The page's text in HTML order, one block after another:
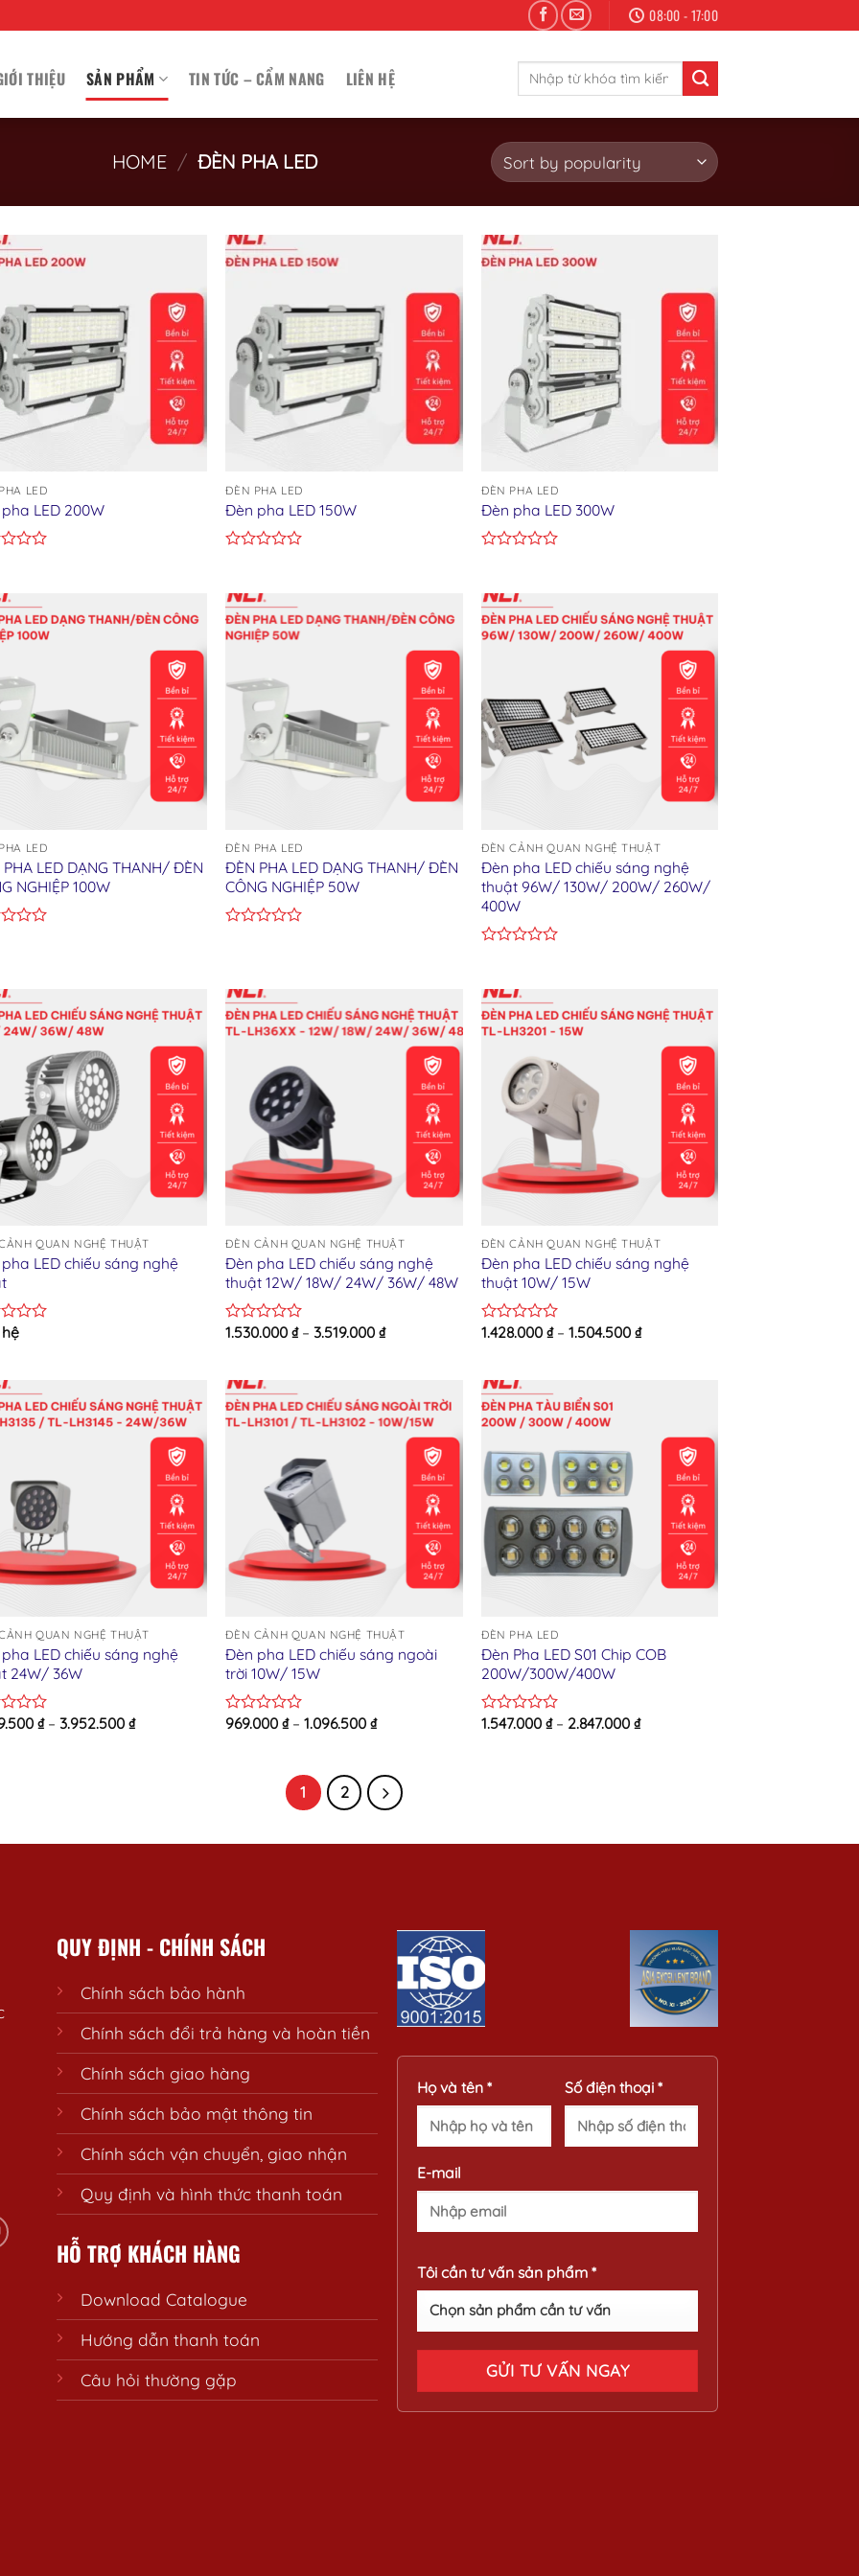
08:00 - 17:00
THIỆU SẢN PHẨM TIN TỨC – CẨM NANG LIÊN HỆ
Search
HOME / ĐÈN PHA LED
Add to wishlist
LED
LED 200W
Add to wishlist
ĐÈN PHA LED
Đèn pha LED 150W
out
of
5
Add to wishlist
ĐÈN PHA LED
Đèn pha LED 300W
out
of
5
Add to wishlist
LED
LED DẠNG THANH/ ĐÈN
NGHIỆP 100W
Add to wishlist
ĐÈN PHA LED
ĐÈN PHA LED DẠNG THANH/ ĐÈN
CÔNG NGHIỆP 50W
5
Add to wishlist
ĐÈN CẢNH QUAN NGHỆ THUẬT
Đèn pha LED chiếu sáng nghệ
thuật 96W/ 130W/ 200W/ 260W/
400W
out
of
5
Add to wishlist
QUAN NGHỆ THUẬT
LED chiếu sáng nghệ
Add to wishlist
ĐÈN CẢNH QUAN NGHỆ THUẬT
Đèn pha LED chiếu sáng nghệ
thuật 12W/ 18W/ 24W/ 36W/ 48W
Rated
of
5
1.530.000₫–3.519.000₫
Add to wishlist
ĐÈN CẢNH QUAN NGHỆ THUẬT
Đèn pha LED chiếu sáng nghệ
thuật 10W/ 15W
Rated
of
5
1.428.000₫–1.504.500₫
Add to wishlist
QUAN NGHỆ THUẬT
LED chiếu sáng nghệ
24W/ 36W
₫– 3.952.500 ₫
Add to wishlist
ĐÈN CẢNH QUAN NGHỆ THUẬT
Đèn pha LED chiếu sáng ngoài
trời 10W/ 15W
Rated
969.000₫–1.096.500₫
Add to wishlist
ĐÈN PHA LED
Đèn Pha LED S01 Chip COB
200W/300W/400W
Rated
1.547.000₫– 2.847.000₫
1 2
QUY ĐỊNH - CHÍNH SÁCH
Chính sách bảo hành
Chính sách đổi trả hàng và hoàn tiền
Chính sách giao hàng
Chính sách bảo mật thông tin
Chính sách vận chuyển, giao nhận
Quy định và hình thức thanh toán
HỖ TRỢ KHÁCH HÀNG
Download Catalogue
Hướng dẫn thanh toán
Câu hỏi thường gặp
Họ và tên * Số điện thoại *
E-mail
Tôi cần tư vấn sản phẩm *